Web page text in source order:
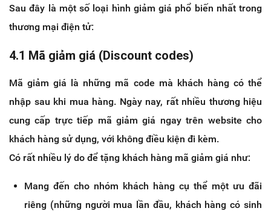
Sau đây là một số loại hình giảm giá phổ biến nhất trong
thương mại điện tử:
4.1 Mã giảm giá (Discount codes)
Mã giảm giá là những mã code mà khách hàng có thể
nhập sau khi mua hàng. Ngày nay, rất nhiều thương hiệu
cung cấp trực tiếp mã giảm giá ngay trên website cho
khách hàng sử dụng, với không điều kiện đi kèm.
Có rất nhiều lý do để tặng khách hàng mã giảm giá như:
Mang đến cho nhóm khách hàng cụ thể một ưu đãi
riêng (những người mua lần đầu, khách hàng có sinh